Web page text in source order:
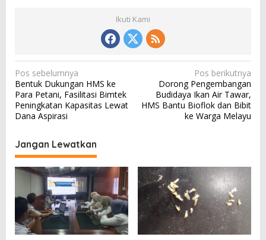
Ikuti Kami
N
a
v
i
g
a
s
o
Pos sebelumnya
Bentuk Dukungan HMS ke
Para Petani, Fasilitasi Bimtek
Peningkatan Kapasitas Lewat
Dana Aspirasi
Pos berikutnya
Dorong Pengembangan
Budidaya Ikan Air Tawar,
HMS Bantu Bioflok dan Bibit
ke Warga Melayu
Jangan Lewatkan